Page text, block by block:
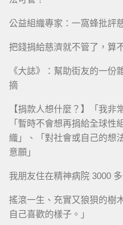
公益組織專家：一窩蜂批評
把錢捐給慈濟就不管了，算
《大誌》：幫助街友的一份
摘
【捐款人想什麼？】「我非
「暫時不會想再捐給全球性
織」、「對社會或自己的想
意願」
我朋友住在精神病院 3000
搖滾一生、充實又狼狽的樹
自己喜歡的樣子。」